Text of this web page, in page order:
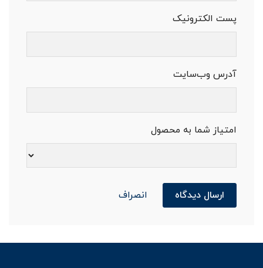
پست الکترونیک
آدرس وب‌سایت
امتیاز شما به محصول
ارسال دیدگاه انصراف